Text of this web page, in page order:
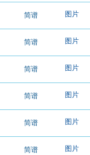
简谱 图片
简谱 图片
简谱 图片
简谱 图片
简谱 图片
简谱 图片